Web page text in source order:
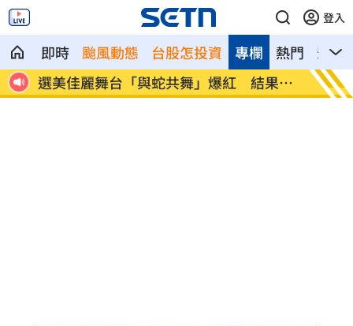
登入
即時 颱風動態 台股怎投資 熱門 影音
專欄
選美佳麗舞台「與蛇共舞」爆紅 結果慘
了
主機
潰